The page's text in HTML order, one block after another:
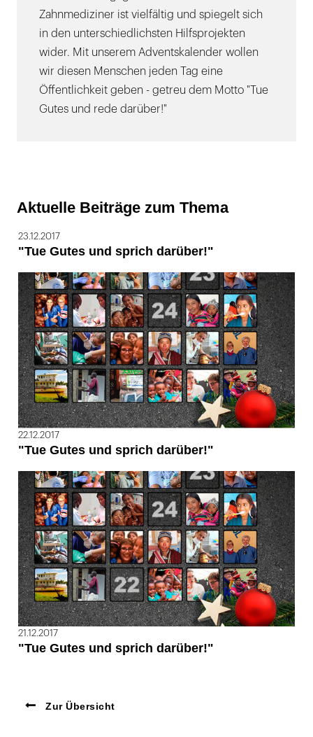
Zahnmediziner ist vielfältig und spiegelt sich
in den unterschiedlichsten Hilfsprojekten
wider. Mit unserem Adventskalender wollen
wir diesen Menschen jeden Tag eine
Öffentlichkeit geben - getreu dem Motto "Tue
Gutes und rede darüber!"
Aktuelle Beiträge zum Thema
23.12.2017
"Tue Gutes und sprich darüber!"
22.12.2017
"Tue Gutes und sprich darüber!"
21.12.2017
"Tue Gutes und sprich darüber!"
Zur Übersicht